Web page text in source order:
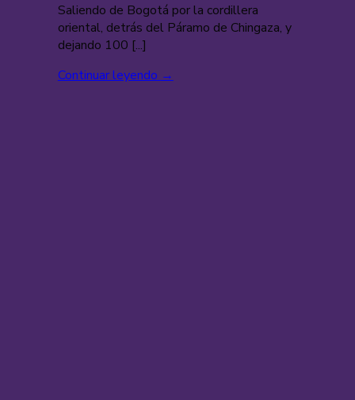
Saliendo de Bogotá por la cordillera
oriental, detrás del Páramo de Chingaza, y
dejando 100 [...]
Continuar leyendo →